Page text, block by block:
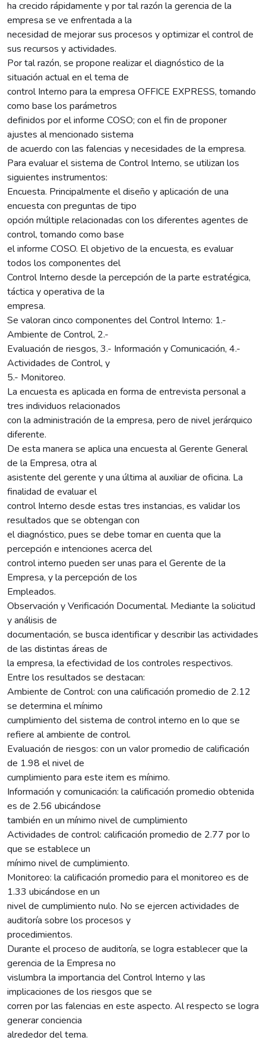
ha crecido rápidamente y por tal razón la gerencia de la
empresa se ve enfrentada a la
necesidad de mejorar sus procesos y optimizar el control de
sus recursos y actividades.
Por tal razón, se propone realizar el diagnóstico de la
situación actual en el tema de
control Interno para la empresa OFFICE EXPRESS, tomando
como base los parámetros
definidos por el informe COSO; con el fin de proponer
ajustes al mencionado sistema
de acuerdo con las falencias y necesidades de la empresa.
Para evaluar el sistema de Control Interno, se utilizan los
siguientes instrumentos:
Encuesta. Principalmente el diseño y aplicación de una
encuesta con preguntas de tipo
opción múltiple relacionadas con los diferentes agentes de
control, tomando como base
el informe COSO. El objetivo de la encuesta, es evaluar
todos los componentes del
Control Interno desde la percepción de la parte estratégica,
táctica y operativa de la
empresa.
Se valoran cinco componentes del Control Interno: 1.-
Ambiente de Control, 2.-
Evaluación de riesgos, 3.- Información y Comunicación, 4.-
Actividades de Control, y
5.- Monitoreo.
La encuesta es aplicada en forma de entrevista personal a
tres individuos relacionados
con la administración de la empresa, pero de nivel jerárquico
diferente.
De esta manera se aplica una encuesta al Gerente General
de la Empresa, otra al
asistente del gerente y una última al auxiliar de oficina. La
finalidad de evaluar el
control Interno desde estas tres instancias, es validar los
resultados que se obtengan con
el diagnóstico, pues se debe tomar en cuenta que la
percepción e intenciones acerca del
control interno pueden ser unas para el Gerente de la
Empresa, y la percepción de los
Empleados.
Observación y Verificación Documental. Mediante la solicitud
y análisis de
documentación, se busca identificar y describir las actividades
de las distintas áreas de
la empresa, la efectividad de los controles respectivos.
Entre los resultados se destacan:
Ambiente de Control: con una calificación promedio de 2.12
se determina el mínimo
cumplimiento del sistema de control interno en lo que se
refiere al ambiente de control.
Evaluación de riesgos: con un valor promedio de calificación
de 1.98 el nivel de
cumplimiento para este item es mínimo.
Información y comunicación: la calificación promedio obtenida
es de 2.56 ubicándose
también en un mínimo nivel de cumplimiento
Actividades de control: calificación promedio de 2.77 por lo
que se establece un
mínimo nivel de cumplimiento.
Monitoreo: la calificación promedio para el monitoreo es de
1.33 ubicándose en un
nivel de cumplimiento nulo. No se ejercen actividades de
auditoría sobre los procesos y
procedimientos.
Durante el proceso de auditoría, se logra establecer que la
gerencia de la Empresa no
vislumbra la importancia del Control Interno y las
implicaciones de los riesgos que se
corren por las falencias en este aspecto. Al respecto se logra
generar conciencia
alrededor del tema.